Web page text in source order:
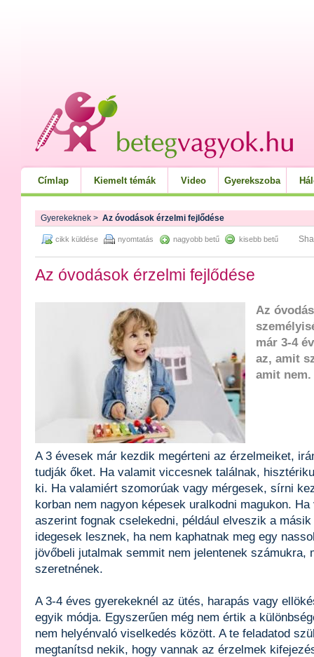
Címlap Kiemelt témák Video Gyerekszoba
Gyerekeknek > Az óvodások érzelmi fejlődése
cikk küldése nyomtatás nagyobb betű kisebb betű
Az óvodások érzelmi fejlődése
Az
már 3-4
az, amit
amit nem.
A 3 évesek már kezdik megérteni az érzelmeiket,
tudják őket. Ha valamit viccesnek találnak,
ki. Ha valamiért szomorúak vagy mérgesek, sírni
korban nem nagyon képesek uralkodni magukon.
aszerint fognak cselekedni, például elveszik a
idegesek lesznek, ha nem kaphatnak meg egy
jövőbeli jutalmak semmit nem jelentenek számukra,
szeretnének.
A 3-4 éves gyerekeknél az ütés, harapás vagy
egyik módja. Egyszerűen még nem értik a
nem helyénvaló viselkedés között. A te feladatod
megtanítsd nekik, hogy vannak az érzelmek